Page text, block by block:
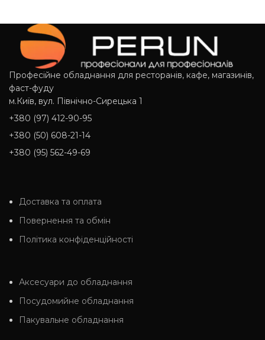
Професійне обладнання для ресторанів, кафе, магазинів,
фаст-фуду
м.Київ, вул. Північно-Сирецька 1
+380 (97) 412-90-95
+380 (50) 608-21-14
+380 (95) 562-49-69
Доставка та оплата
Повернення та обмін
Політика конфіденційності
Аксесуари до обладнання
Посудомийне обладнання
Пакувальне обладнання